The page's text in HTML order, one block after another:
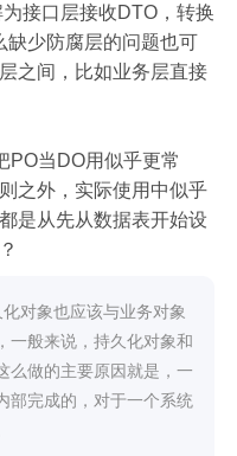
接口层接收DTO，转换
缺少防腐层的问题也可
之间，比如业务层直接
PO当DO用似乎更常
之外，实际使用中似乎
是从先从数据表开始设
对象也应该与业务对象
一般来说，持久化对象和
么做的主要原因就是，一
部完成的，对于一个系统